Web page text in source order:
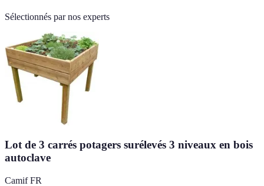
Sélectionnés par nos experts
Lot de 3 carrés potagers surélevés 3 niveaux en bois
autoclave
Camif FR